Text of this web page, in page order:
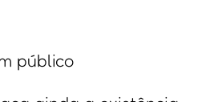
público